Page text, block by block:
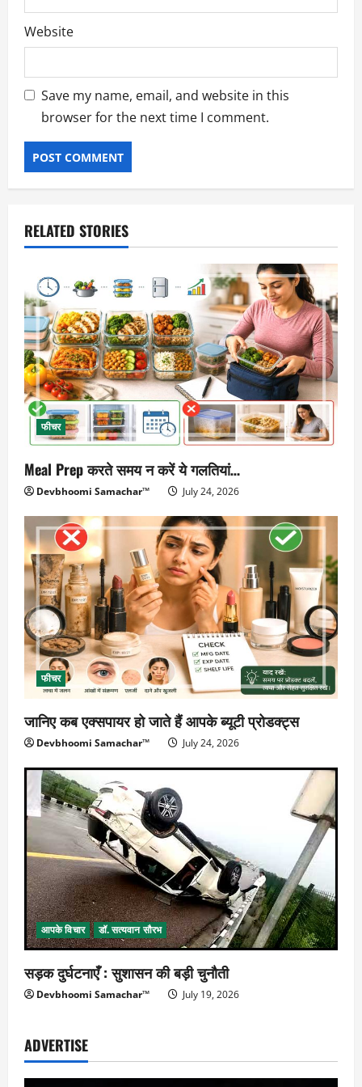
Website
Save my name, email, and website in this
browser for the next time I comment.
RELATED STORIES
फीचर
Meal Prep करते समय न करें ये गलतियां…
Devbhoomi Samachar™ July 24, 2026
फीचर
जानिए कब एक्सपायर हो जाते हैं आपके ब्यूटी प्रोडक्ट्स
Devbhoomi Samachar™ July 24, 2026
आपके विचार डॉ. सत्यवान सौरभ
सड़क दुर्घटनाएँ : सुशासन की बड़ी चुनौती
Devbhoomi Samachar™ July 19, 2026
ADVERTISE